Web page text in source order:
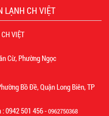
LẠNH CH VIỆT
VIỆT
Cừ, Phường Ngọc
Bồ Đề, Quận Long Biên, TP
0942 501 456 -0962750368